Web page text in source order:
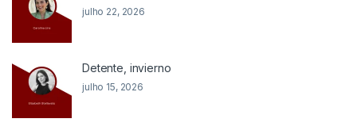
julho 22, 2026
Detente, invierno
julho 15, 2026